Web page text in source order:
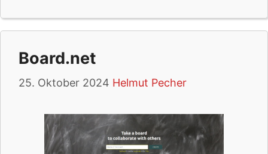
Board.net
25. Oktober 2024 Helmut Pecher